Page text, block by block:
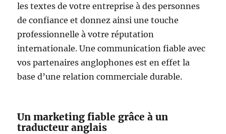
les textes de votre entreprise à des personnes
de confiance et donnez ainsi une touche
professionnelle à votre réputation
internationale. Une communication fiable avec
vos partenaires anglophones est en effet la
base d’une relation commerciale durable.
Un marketing fiable grâce à un
traducteur anglais